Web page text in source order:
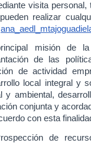
visita
realizar
misión de
de las
de actividad
local integral y
y ambiental,
conjunta y
con esta
de